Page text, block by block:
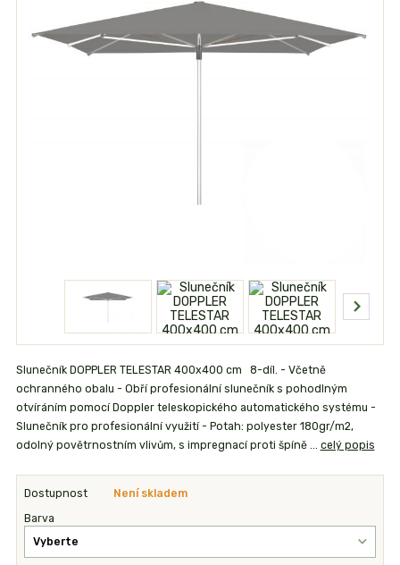
Slunečník DOPPLER TELESTAR 400x400 cm 8-díl. - Včetně
ochranného obalu - Obří profesionální slunečník s pohodlným
otvíráním pomocí Doppler teleskopického automatického systému -
Slunečník pro profesionální využití - Potah: polyester 180gr/m2,
odolný povětrnostním vlivům, s impregnací proti špíně ... celý popis
Dostupnost Není skladem
Barva